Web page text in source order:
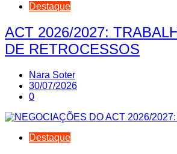
Destaque
ACT 2026/2027:
DE RETROCESSOS
Nara Soter
30/07/2026
0
Destaque